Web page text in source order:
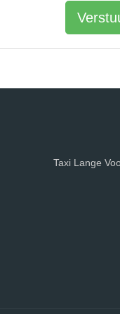
Taxi Lange